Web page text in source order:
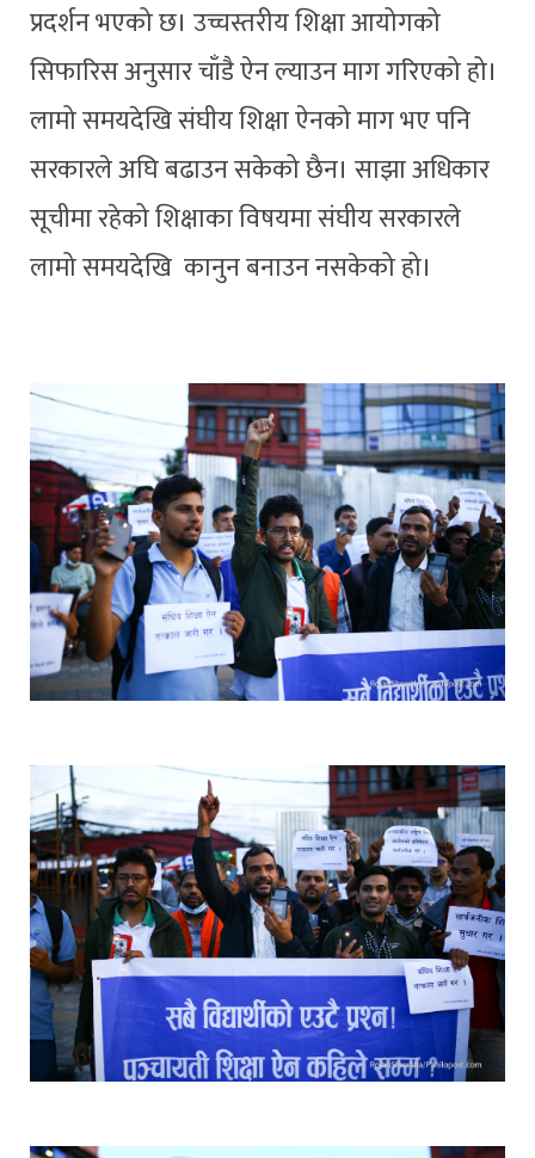
प्रदर्शन भएको छ। उच्चस्तरीय शिक्षा आयोगको
सिफारिस अनुसार चाँडै ऐन ल्याउन माग गरिएको हो।
लामो समयदेखि संघीय शिक्षा ऐनको माग भए पनि
सरकारले अघि बढाउन सकेको छैन। साझा अधिकार
सूचीमा रहेको शिक्षाका विषयमा संघीय सरकारले
लामो समयदेखि कानुन बनाउन नसकेको हो।